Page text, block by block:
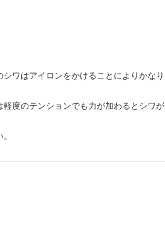
ワはアイロンをかけることによりかなり
度のテンションでも力が加わるとシワが